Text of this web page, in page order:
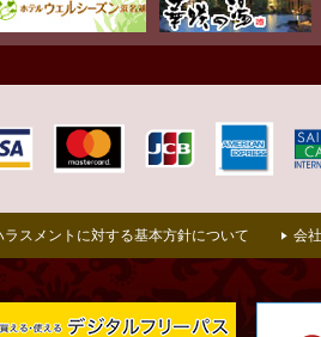
ラスメントに対する基本方針について 会